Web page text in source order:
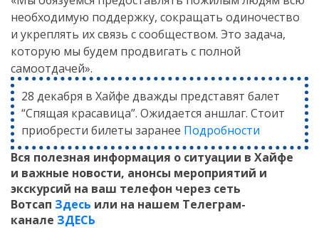
необходимую поддержку, сокращать одиночество
и укреплять их связь с сообществом. Это задача,
которую мы будем продвигать с полной
самоотдачей».
28 декабря в Хайфе дважды представят балет
“Спящая красавица”. Ожидается аншлаг. Стоит
приобрести билеты заранее Подробности
Вся полезная информация о ситуации в Хайфе
и важные новости, анонсы мероприятий и
экскурсий на ваш телефон через сеть
Вотсап Здесь или на нашем Телеграм-
канале ЗДЕСЬ